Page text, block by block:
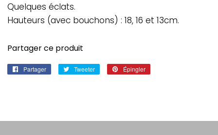
Quelques éclats.
Hauteurs (avec bouchons) : 18, 16 et 13cm.
Partager ce produit
Partager
Partager Tweeter
Tweeter
Épingler